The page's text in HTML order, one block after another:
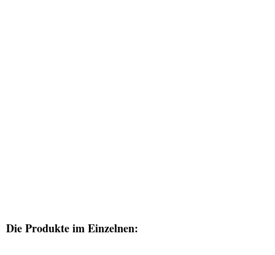
Die Produkte im Einzelnen: